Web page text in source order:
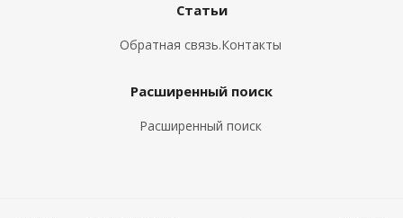
Статьи
Обратная связь.Контакты
Расширенный поиск
Расширенный поиск